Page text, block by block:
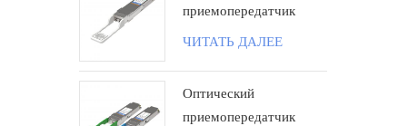
приемопередатчик
100G QSFP28 ZR4
ЧИТАТЬ ДАЛЕЕ
Оптический
приемопередатчик